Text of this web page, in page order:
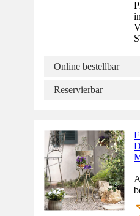
Online bestellbar
Reservierbar